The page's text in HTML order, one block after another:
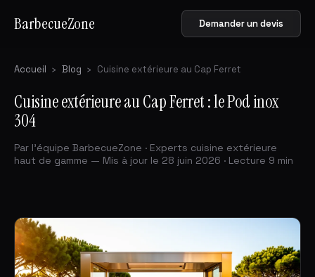
BarbecueZone Demander un devis
Accueil › Blog › Cuisine extérieure au Cap Ferret
Cuisine extérieure au Cap Ferret : le Pod inox
304
Par l'équipe BarbecueZone · Experts cuisine extérieure
haut de gamme — Mis à jour le 28 juin 2026 · Lecture 9 min